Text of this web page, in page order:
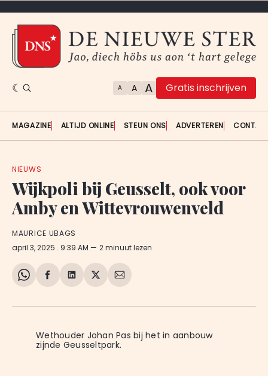
A A A Gratis inschrijven
MAGAZINE ALTIJD ONLINE STEUN ONS ADVERTEREN
NIEUWS
Wijkpoli bij Geusselt, ook voor
Amby en Wittevrouwenveld
MAURICE UBAGS
april 3, 2025 . 9:39 AM 2 minuut lezen
Share
WhatsApp
Delen
Facebook
Delen
LinkedIn
Share
X
Deel
E-
Wethouder Johan Pas bij het in aanbouw
zijnde Geusseltpark.